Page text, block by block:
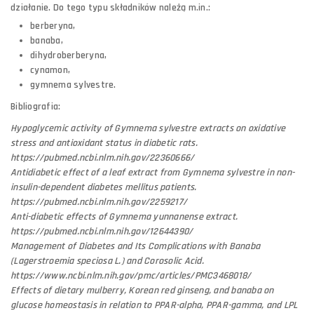
działanie. Do tego typu składników należą m.in.:
berberyna,
banaba,
dihydroberberyna,
cynamon,
gymnema sylvestre.
Bibliografia:
Hypoglycemic activity of Gymnema sylvestre extracts on oxidative
stress and antioxidant status in diabetic rats.
https://pubmed.ncbi.nlm.nih.gov/22360666/
Antidiabetic effect of a leaf extract from Gymnema sylvestre in non-
insulin-dependent diabetes mellitus patients.
https://pubmed.ncbi.nlm.nih.gov/2259217/
Anti-diabetic effects of Gymnema yunnanense extract.
https://pubmed.ncbi.nlm.nih.gov/12644390/
Management of Diabetes and Its Complications with Banaba
(Lagerstroemia speciosa L.) and Corosolic Acid.
https://www.ncbi.nlm.nih.gov/pmc/articles/PMC3468018/
Effects of dietary mulberry, Korean red ginseng, and banaba on
glucose homeostasis in relation to PPAR-alpha, PPAR-gamma, and LPL